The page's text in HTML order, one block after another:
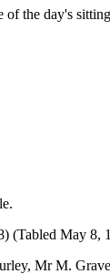
of the day's
(Tabled May 8,
Mr M.